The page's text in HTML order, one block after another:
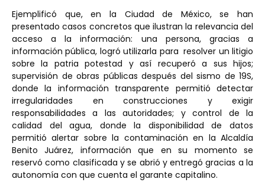
Ejemplificó que, en la Ciudad de México, se han
presentado casos concretos que ilustran la relevancia del
acceso a la información: una persona, gracias a
información pública, logró utilizarla para resolver un litigio
sobre la patria potestad y así recuperó a sus hijos;
supervisión de obras públicas después del sismo de 19S,
donde la información transparente permitió detectar
irregularidades en construcciones y exigir
responsabilidades a las autoridades; y control de la
calidad del agua, donde la disponibilidad de datos
permitió alertar sobre la contaminación en la Alcaldía
Benito Juárez, información que en su momento se
reservó como clasificada y se abrió y entregó gracias a la
autonomía con que cuenta el garante capitalino.